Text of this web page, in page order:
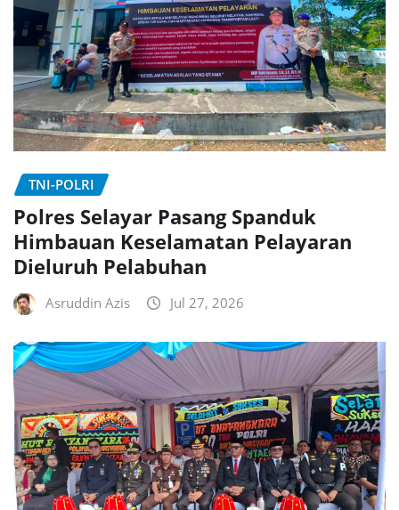
TNI-POLRI
Polres Selayar Pasang Spanduk
Himbauan Keselamatan Pelayaran
Dieluruh Pelabuhan
Asruddin Azis Jul 27, 2026